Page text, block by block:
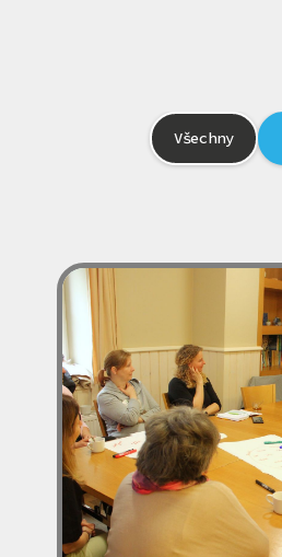
Všechny